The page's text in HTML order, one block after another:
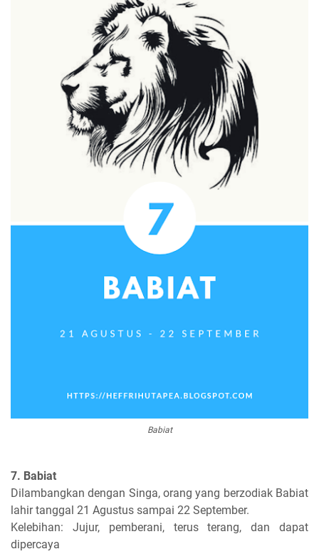
Babiat
7. Babiat
Dilambangkan dengan Singa, orang yang berzodiak Babiat
lahir tanggal 21 Agustus sampai 22 September.
Kelebihan: Jujur, pemberani, terus terang, dan dapat
dipercaya